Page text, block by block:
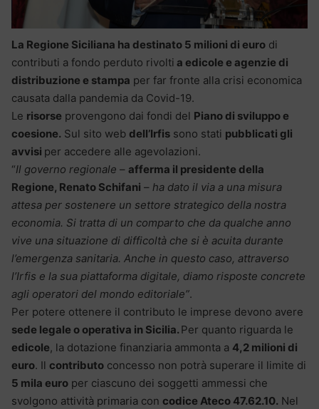
La Regione Siciliana ha destinato 5 milioni di euro di
contributi a fondo perduto rivolti a edicole e agenzie di
distribuzione e stampa per far fronte alla crisi economica
causata dalla pandemia da Covid-19.
Le risorse provengono dai fondi del Piano di sviluppo e
coesione. Sul sito web dell’Irfis sono stati pubblicati gli
avvisi per accedere alle agevolazioni.
“Il governo regionale – afferma il presidente della
Regione, Renato Schifani – ha dato il via a una misura
attesa per sostenere un settore strategico della nostra
economia. Si tratta di un comparto che da qualche anno
vive una situazione di difficoltà che si è acuita durante
l’emergenza sanitaria. Anche in questo caso, attraverso
l’Irfis e la sua piattaforma digitale, diamo risposte concrete
agli operatori del mondo editoriale”.
Per potere ottenere il contributo le imprese devono avere
sede legale o operativa in Sicilia. Per quanto riguarda le
edicole, la dotazione finanziaria ammonta a 4,2 milioni di
euro. Il contributo concesso non potrà superare il limite di
5 mila euro per ciascuno dei soggetti ammessi che
svolgono attività primaria con codice Ateco 47.62.10. Nel